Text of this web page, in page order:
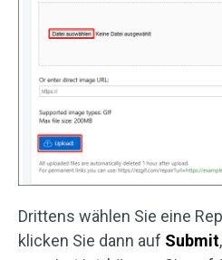
Drittens wählen Sie eine
klicken Sie dann auf Submit